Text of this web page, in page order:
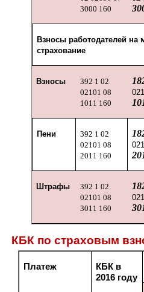
3000 160
Взносы работодателей на
страхование
Взносы
392 1 02
02101 08
1011 160
Пени
392 1 02
02101 08
2011 160
Штрафы
392 1 02
02101 08
3011 160
КБК по страховым
Платеж
КБК в
2016 году